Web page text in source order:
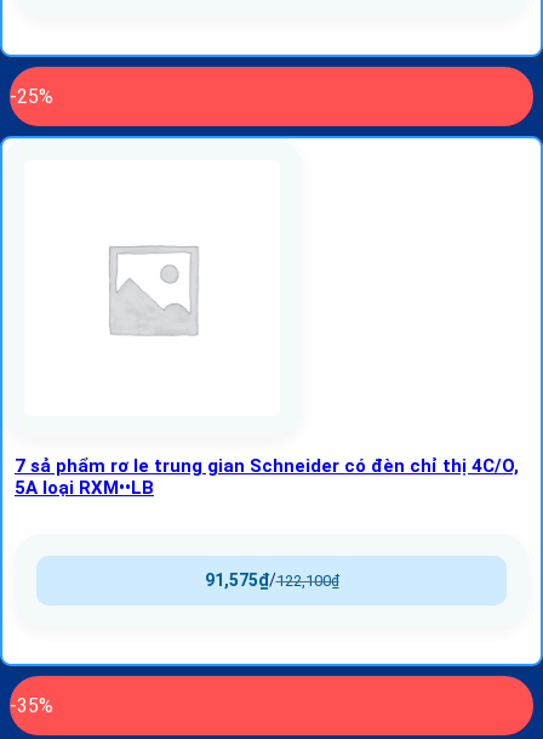
-25%
7 sả phẩm rơ le trung gian Schneider có đèn chỉ thị 4C/O,
5A loại RXM••LB
122,100₫
/
91,575₫
-35%